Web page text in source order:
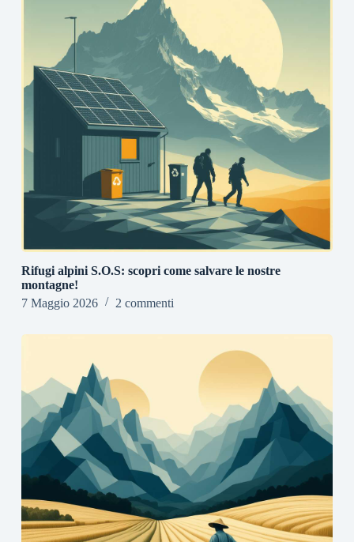
Rifugi alpini S.O.S: scopri come salvare le nostre
montagne!
7 Maggio 2026
2 commenti